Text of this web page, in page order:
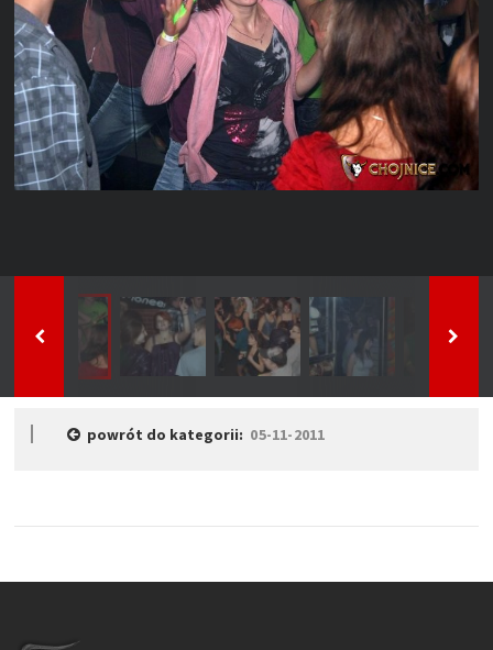
powrót do kategorii: 05-11-2011